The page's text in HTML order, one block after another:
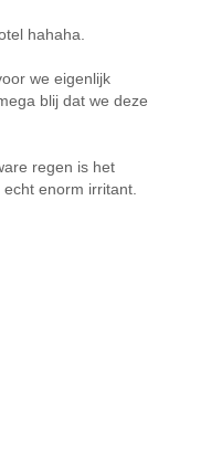
hahaha.
we eigenlijk
blij dat we deze
regen is het
enorm irritant.